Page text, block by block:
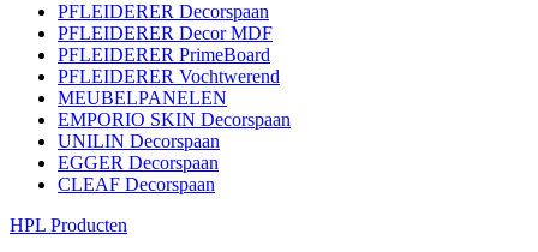
PFLEIDERER Decorspaan
PFLEIDERER Decor MDF
PFLEIDERER PrimeBoard
PFLEIDERER Vochtwerend
MEUBELPANELEN
EMPORIO SKIN Decorspaan
UNILIN Decorspaan
EGGER Decorspaan
CLEAF Decorspaan
HPL Producten